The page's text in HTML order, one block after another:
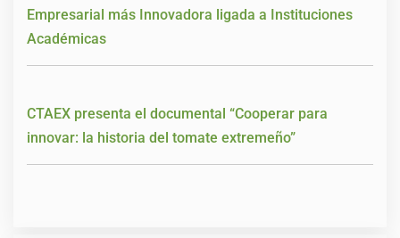
Empresarial más Innovadora ligada a Instituciones
Académicas
CTAEX presenta el documental “Cooperar para
innovar: la historia del tomate extremeño”